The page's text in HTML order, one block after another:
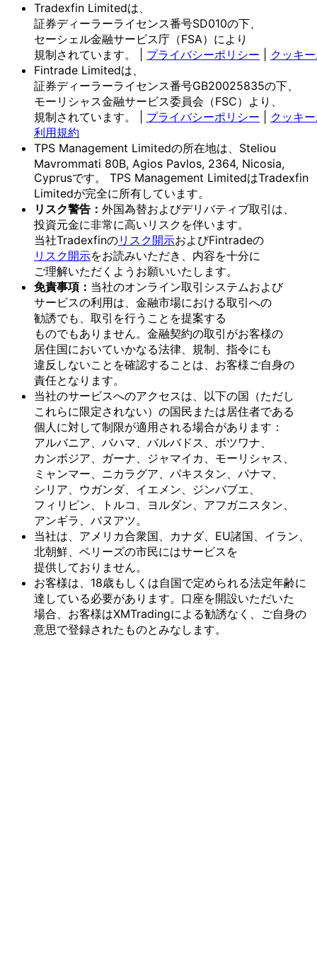
Tradexfin Limitedは、
証券ディーラーライセンス番号SD010の下、
セーシェル金融サービス庁 （FSA）により
規制されています。
プライバシーポリシー
クッキ
Fintrade Limitedは、
証券ディーラーライセンス番号GB20025835の下、
モーリシャス金融サービス委員会 （FSC）より、
規制されています。
プライバシーポリシー
クッキ
利用規約
TPS Management Limitedの所在地は、 Steliou
Mavrommati 80B, Agios Pavlos, 2364, Nicosia,
Cyprusです。
TPS Management LimitedはTradexfin
Limitedが完全に所有しています。
リスク警告： 外国為替およびデリバティブ取引は、
投資元金に非常に高いリスクを伴います。
当社Tradexfinのリスク開示およびFintradeの
リスク開示をお読みいただき、 内容を十分に
ご理解いただく よう お願いいたします。
免責事項： 当社のオンライン取引システムおよび
サービスの利用は、 金融市場における取引への
勧誘でも、 取引を行う ことを提案する
ものでもありません。 金融契約の取引がお客様の
居住国においていかなる法律、 規制、 指令にも
違反しないことを確認する ことは、 お客様ご自身の
責任と なります。
当社のサービスへのアクセスは、 以下の国 （ただし
これらに限定されない）の国民または居住者である
個人に対して制限が適用される場合があります：
アルバニア、 バハマ、 バルバドス、 ボツワナ、
カンボジア、 ガーナ、 ジャマイカ、 モーリシャス、
ミャンマー、 ニカラグア、 パキスタン、 パナマ、
シリア、 ウガンダ、 イエメン、 ジンバブエ、
フィリピン、
トルコ、 ヨルダン、 アフガニスタン、
アンギラ、 バヌアツ。
当社は、 アメリカ合衆国、 カナダ、 EU諸国、 イラン、
北朝鮮、 ベリーズの市民にはサービスを
提供しておりません。
お客様は、 18歳も しくは自国で定められる法定年齢に
達している必要があります。 口座を開設いただいた
場合、 お客様はXMTradingによる勧誘なく、 ご自身の
意思で登録された ものとみなします。